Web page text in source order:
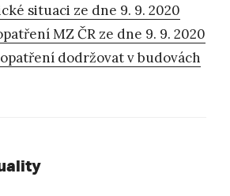
situaci ze dne 9. 9. 2020
MZ ČR ze dne 9. 9. 2020
dodržovat v budovách